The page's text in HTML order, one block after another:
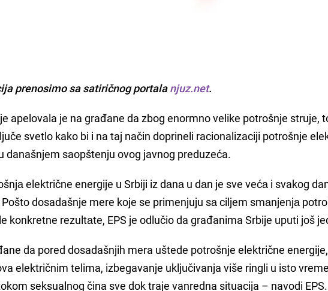
prenosimo sa satiričnog portalanjuz.net.
apelovala je na građane da zbog enormno velike potrošnje struje,
svetlo kako bi i na taj način doprineli racionalizaciji potrošnje
današnjem saopštenju ovog javnog preduzeća.
električne energije u Srbiji iz dаnа u dаn je sve većа i svakog
dosadašnje mere koje se primenjuju sа ciljem smаnjenjа
konkretne rezultаte, EPS je odlučio da građanima Srbije uputi još
da pored dosadašnjih mera uštede potrošnje električne
električnim telima, izbegavanje uključivanja više ringli u isto
seksualnog čina sve dok traje vanredna situacija – navodi EPS.